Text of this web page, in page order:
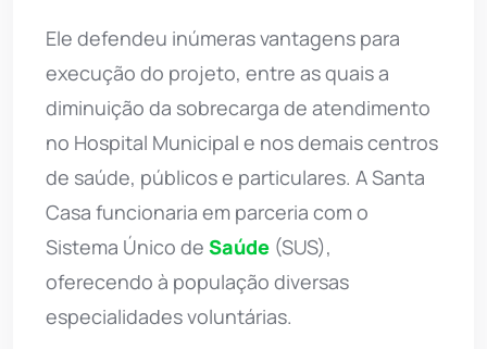
Ele defendeu inúmeras vantagens para
execução do projeto, entre as quais a
diminuição da sobrecarga de atendimento
no Hospital Municipal e nos demais centros
de saúde, públicos e particulares. A Santa
Casa funcionaria em parceria com o
Sistema Único de Saúde (SUS),
oferecendo à população diversas
especialidades voluntárias.